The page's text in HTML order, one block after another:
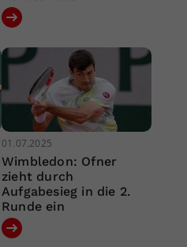
01.07.2025
Wimbledon: Ofner
zieht durch
Aufgabesieg in die 2.
Runde ein